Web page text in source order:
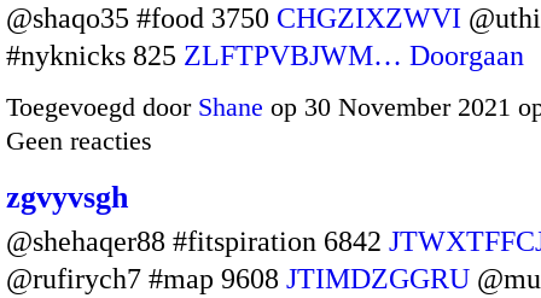
@shaqo35 #food 3750 CHGZIXZWVI
#nyknicks 825 ZLFTPVBJWM… Doorgaan
Toegevoegd door Shane op 30 November 2021
Geen reacties
zgvyvsgh
@shehaqer88 #fitspiration 6842
@rufirych7 #map 9608 JTIMDZGGRU